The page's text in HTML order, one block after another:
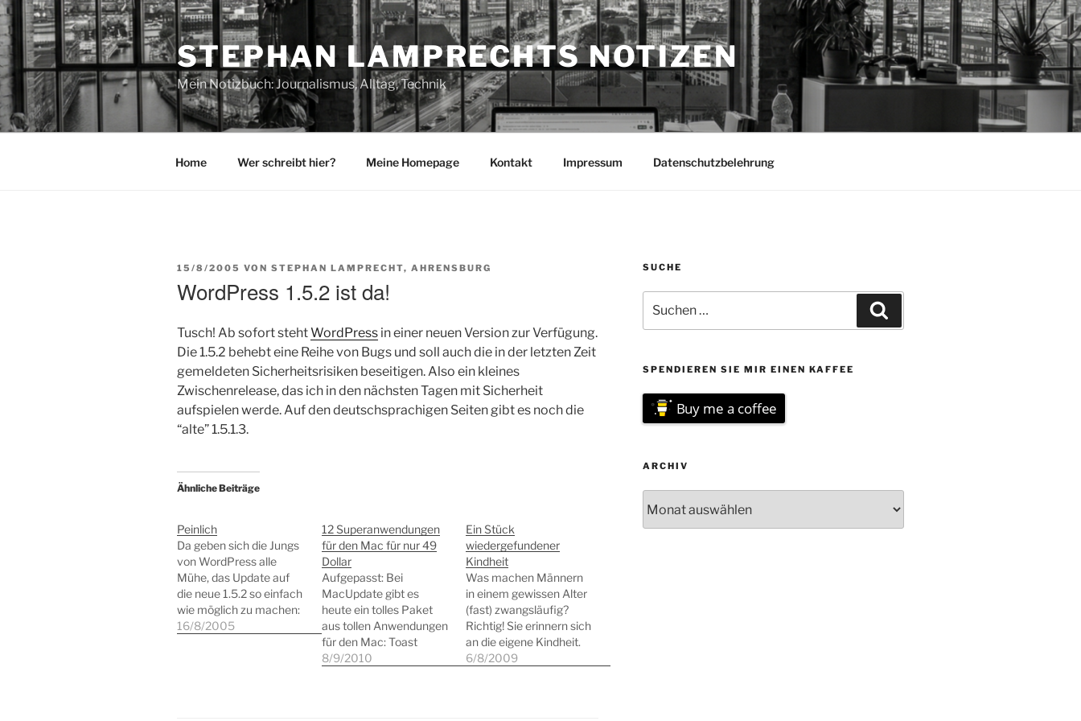
Zum
Inhalt
springen
STEPHAN LAMPRECHTS NOTIZEN
Mein Notizbuch: Journalismus, Alltag, Technik
Home Wer schreibt hier? Meine Homepage Kontakt Impressum Datenschutzbelehrung
VERÖFFENTLICHT
15/8/2005 VON STEPHAN LAMPRECHT, AHRENSBURG
WordPress 1.5.2 ist da!
Tusch! Ab sofort stehtWordPress in einer neuen Version zur Verfügung.
Die 1.5.2 behebt eine Reihe von Bugs und soll auch die in der letzten Zeit
gemeldeten Sicherheitsrisiken beseitigen. Also ein kleines
Zwischenrelease, das ich in den nächsten Tagen mit Sicherheit
aufspielen werde. Auf den deutschsprachigen Seiten gibt es noch die
“alte” 1.5.1.3.
Ähnliche Beiträge
Peinlich
Da geben sich die Jungs
von WordPress alle
Mühe, das Update auf
die neue 1.5.2 so einfach
wie möglich zu machen:
Sie stellen eine Anleitung
16/8/2005
12 Superanwendungen
für den Mac für nur 49
Dollar
Aufgepasst: Bei
MacUpdate gibt es
heute ein tolles Paket
aus tollen Anwendungen
für den Mac: Toast
Titanium 10.0.8 My
8/9/2010
Ein Stück
wiedergefundener
Kindheit
Was machen Männern
in einem gewissen Alter
(fast) zwangsläufig?
Richtig! Sie erinnern sich
an die eigene Kindheit.
Bei mir war es in den
6/8/2009
SUCHE
nach:
SPENDIEREN SIE MIR EINEN KAFFEE
Buy me a coffee
ARCHIV